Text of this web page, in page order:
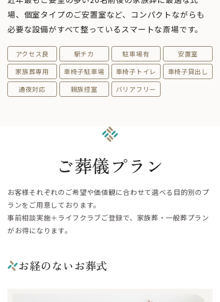
ただき父の最期がここにお願いして本当に良かったと感じ
ています。本当にありがとうございました。
小林千秋
5 か月前
5.0
菅原浩
5.0
家族葬とは思えないぐらいの、立派な葬儀をして頂き有り
がとうございました。
場、個室タイプのご安置室など、コンパクトながらも
必要な設備がすべて整っているスマートな斎場です。
アクセス良 駅チカ 駐車場有
安置室
家族葬専用
車椅子駐車場 車椅子トイレ
車椅子貸出し
通夜対応
親族控室 バリアフリー
ご葬儀プラン
お客様それぞれのご希望や価値観に合わせて選べる目的別のプ
ランをご用意しております。
事前相談実施＋ライフクラブご登録で、家族葬・一般葬プラン
がお得になります。
お経のないお葬式